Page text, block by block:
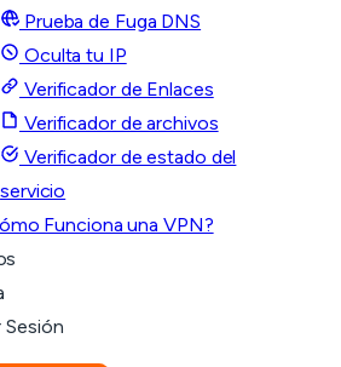
Prueba de Fuga DNS
Oculta tu IP
Verificador de Enlaces
Verificador de archivos
Verificador de estado del
servicio
Funciona una VPN?
Sesión